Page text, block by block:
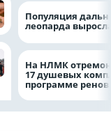
Популяция
леопарда
На НЛМК
17 душевых
программе